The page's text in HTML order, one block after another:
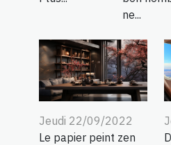
ne...
Jeudi 22/09/2022
Le papier peint zen